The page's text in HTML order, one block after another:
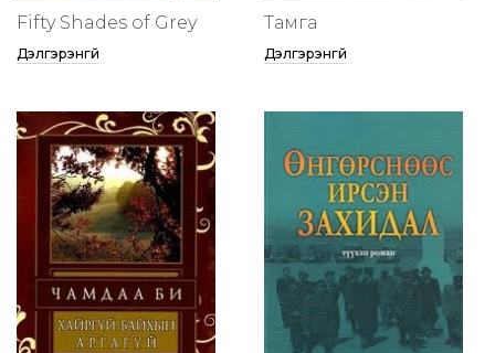
Fifty Shades of Grey
Дэлгэрэнгүй
Тамга
Дэлгэрэнгүй